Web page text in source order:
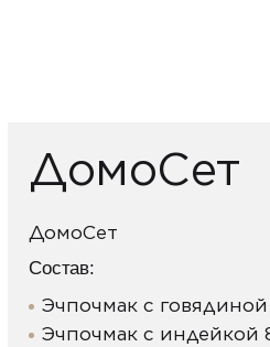
Эчпочмак
ДомоСет
ДомоСет
Состав:
Эчпочмак с
Эчпочмак с индейкой